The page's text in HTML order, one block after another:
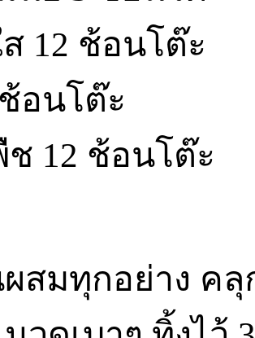
12 ช้อนโต๊ะ
อนโต๊ะ
12 ช้อนโต๊ะ
สมทุกอย่าง คลุ